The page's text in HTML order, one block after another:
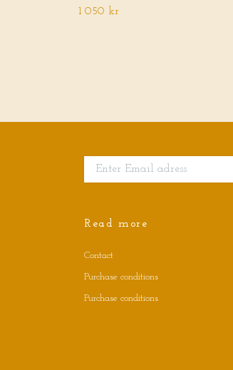
1 050 kr
Read more
Contact
Purchase conditions
Purchase conditions